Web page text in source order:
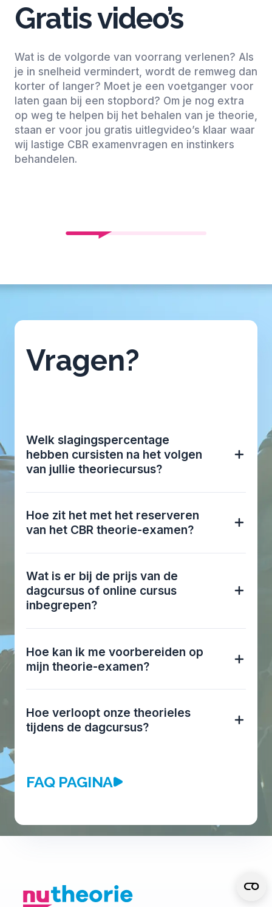
Gratis video’s
Wat is de volgorde van voorrang verlenen? Als
je in snelheid vermindert, wordt de remweg dan
korter of langer? Moet je een voetganger voor
laten gaan bij een stopbord? Om je nog extra
op weg te helpen bij het behalen van je theorie,
staan er voor jou gratis uitlegvideo’s klaar waar
wij lastige CBR examenvragen en instinkers
behandelen.
Vragen?
Welk slagingspercentage
hebben cursisten na het volgen
van jullie theoriecursus?
Hoe zit het met het reserveren
van het CBR theorie-examen?
Wat is er bij de prijs van de
dagcursus of online cursus
inbegrepen?
Hoe kan ik me voorbereiden op
mijn theorie-examen?
Hoe verloopt onze theorieles
tijdens de dagcursus?
FAQ PAGINA